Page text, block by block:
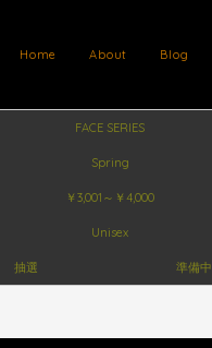
Blog
About
Home
FACE SERIES
Spring
￥3,001～￥4,000
Unisex
抽選 準備中